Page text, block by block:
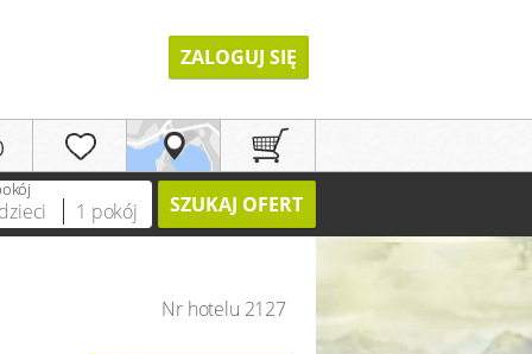
ZALOGUJ SIĘ
1 pokój SZUKAJ OFERT
Nr hotelu 2127